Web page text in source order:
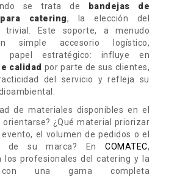
se trata de
bandejas de
catering, la elección del
Este soporte, a menudo
simple accesorio logístico,
papel estratégico: influye en
calidad por parte de sus clientes,
del servicio y refleja su
de materiales disponibles en el
orientarse? ¿Qué material priorizar
el volumen de pedidos o el
de su marca? En COMATEC,
los profesionales del catering y la
con una gama completa